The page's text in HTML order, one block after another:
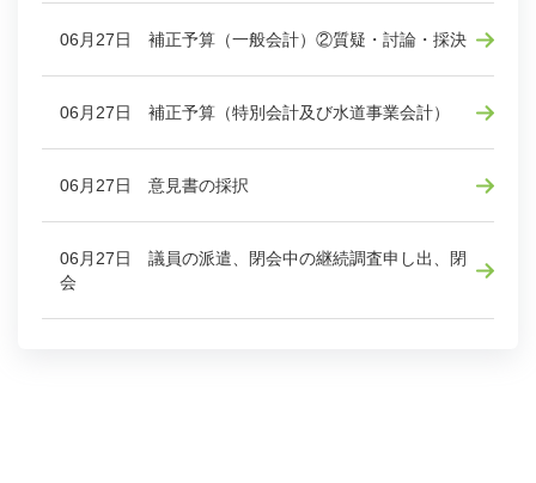
06月27日 補正予算（一般会計）②質疑・討論・採決
06月27日 補正予算（特別会計及び水道事業会計）
06月27日 意見書の採択
06月27日 議員の派遣、閉会中の継続調査申し出、閉
会